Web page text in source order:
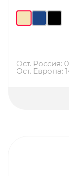
Ост. Россия:
Ост. Европа: